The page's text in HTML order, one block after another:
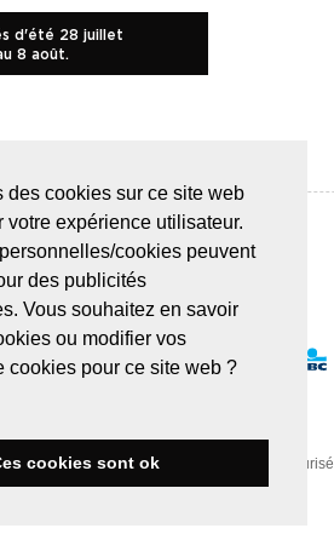
des cookies sur ce site web
votre expérience utilisateur.
cookies peuvent
des publicités
Vous souhaitez en savoir
ou modifier vos
cookies pour ce site web ?
cookies sont ok
d'été 28 juillet
8 août.
SÛR & FACILE
est effectuée via un serveur SSL sécurisé